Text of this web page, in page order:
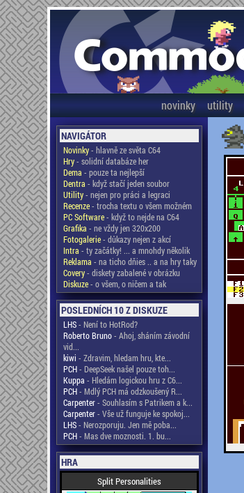
novinky utility
NAVIGÁTOR
Novinky- hlavně ze světa C64
Hry- solidní databáze her
Dema - pouze ta nejlepší
Dentra - když stačí jeden soubor
Utility- nejen pro práci a legraci
Recenze- trocha textu o všem možném
PC Software- když to nejde na C64
Grafika - ne vždy jen 320x200
Fotogalerie- důkazy nejen z akcí
Intra - ty začátky! ... a mnohdy několik
Reklama - na ticho dňies .. a na hry taky
Covery- diskety zabalené v obrázku
Diskuze- o všem, o ničem a tak
POSLEDNÍCH 10 Z DISKUZE
LHS- Není to HotRod?
Roberto Bruno- Ahoj, sháním závodní
vid...
kiwi - Zdravim, hledam hru, kte...
PCH- DeepSeek našel pouze toh...
Kuppa - Hledám logickou hru z C6...
PCH- Mdlý PCH má odzkoušený R...
Carpenter- Souhlasím s Patrikem a k...
Carpenter- Vše už funguje ke spokoj...
LHS- Nerozporuju. Jen mě poba...
PCH- Mas dve moznosti. 1. bu...
HRA
Split Personalities